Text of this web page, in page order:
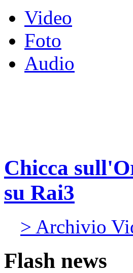
Video
Foto
Audio
Chicca
su Rai3
> Archivio
Flash news